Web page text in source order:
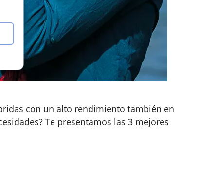
con un alto rendimiento también en
Te presentamos las 3 mejores